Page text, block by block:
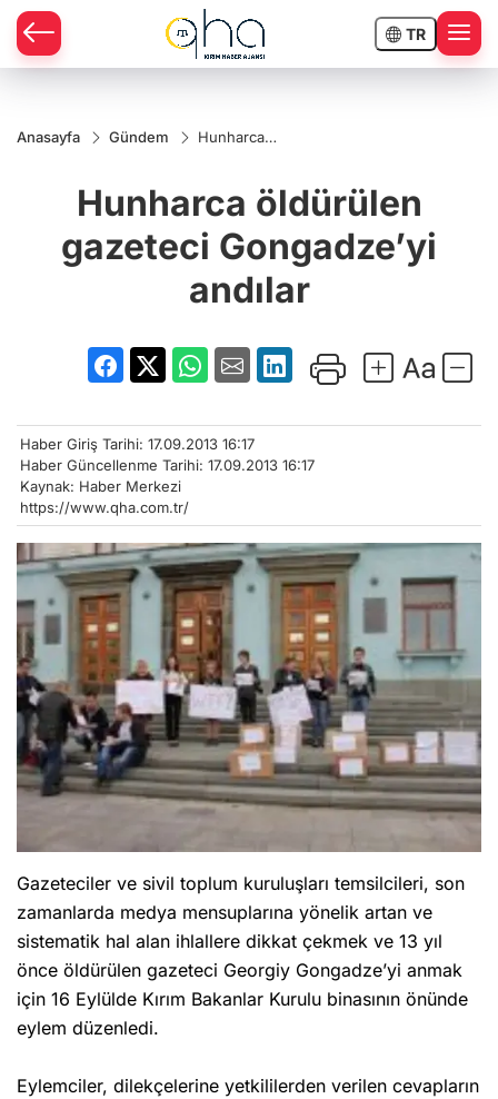
TR
Anasayfa Gündem
Hunharca
Gongadze’yi
andılar
Hunharca öldürülen
gazeteci Gongadze’yi
andılar
Haber Giriş Tarihi: 17.09.2013 16:17
Haber Güncellenme Tarihi: 17.09.2013 16:17
Kaynak: Haber Merkezi
https://www.qha.com.tr/
Gazeteciler ve sivil toplum kuruluşları temsilcileri, son
zamanlarda medya mensuplarına yönelik artan ve
sistematik hal alan ihlallere dikkat çekmek ve 13 yıl
önce öldürülen gazeteci Georgiy Gongadze’yi anmak
için 16 Eylülde Kırım Bakanlar Kurulu binasının önünde
eylem düzenledi.
Eylemciler, dilekçelerine yetkililerden verilen cevapların